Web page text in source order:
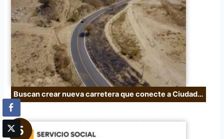
Buscan crear nueva carretera que conecte a Ciudad…